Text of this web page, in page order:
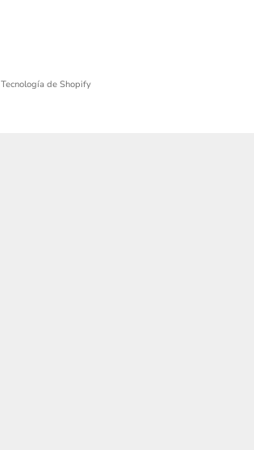
Tecnología de Shopify